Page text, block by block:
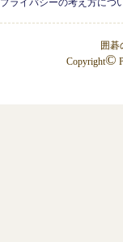
プライバシーの考え方につ
囲
Copyright©